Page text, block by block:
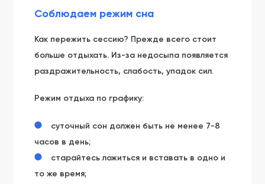
Соблюдаем режим сна
Как пережить сессию? Прежде всего стоит
больше отдыхать. Из-за недосыпа появляется
раздражительность, слабость, упадок сил.
Режим отдыха по графику:
суточный сон должен быть не менее 7-8
часов в день;
старайтесь ложиться и вставать в одно и
то же время;